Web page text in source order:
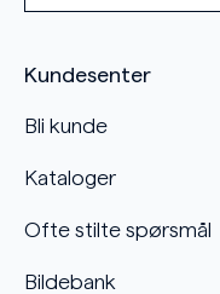
Kundesenter
Bli kunde
Kataloger
Ofte stilte spørsmål
Bildebank